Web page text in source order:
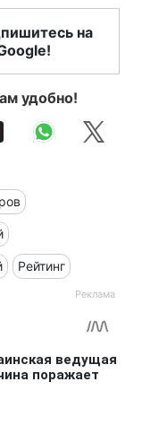
на
удобно!
Рейтинг